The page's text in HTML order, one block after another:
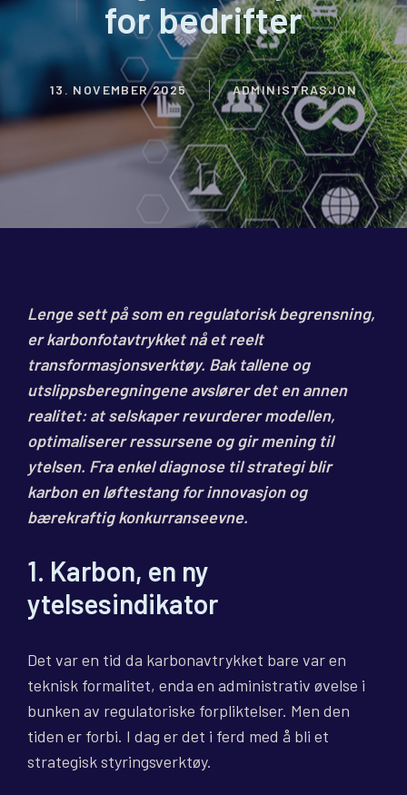
for bedrifter
13. NOVEMBER 2025 ADMINISTRASJON
Lenge sett på som en regulatorisk begrensning,
er karbonfotavtrykket nå et reelt
transformasjonsverktøy. Bak tallene og
utslippsberegningene avslører det en annen
realitet: at selskaper revurderer modellen,
optimaliserer ressursene og gir mening til
ytelsen. Fra enkel diagnose til strategi blir
karbon en løftestang for innovasjon og
bærekraftig konkurranseevne.
1. Karbon, en ny
ytelsesindikator
Det var en tid da karbonavtrykket bare var en
teknisk formalitet, enda en administrativ øvelse i
bunken av regulatoriske forpliktelser. Men den
tiden er forbi. I dag er det i ferd med å bli et
strategisk styringsverktøy.